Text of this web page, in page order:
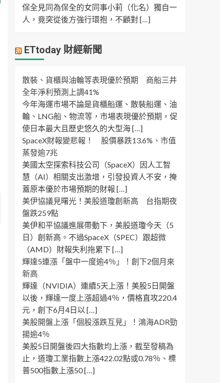
保全見同為保全的女同事小莉（化名）獨自一
人，竟突從後方強行環抱，不顧對 […]
ETtoday 財經新聞
散裝、貨櫃與油輪等表現優於預期 商船三井
全年淨利預測上調41%
今年海運市場不論是貨櫃船運、散裝船運、油
輪、LNG船、物流等，市場表現優於預期，促
使日本最大且歷史悠久的大型海 […]
SpaceX財報變悲報！ 股價暴跌13.6%、市值
蒸發逾7兆
美國太空探索科技公司（SpaceX）因人工智
慧（AI）相關支出激增，引發投資人不安，掩
蓋原本優於市場預期的財報 […]
美伊協議見曙光！美股道瓊創新高 台指期夜
盤跌259點
美伊和平協議進展帶動下，美股道瓊今天（5
日）創新高。不過SpaceX（SPEC）跟超微
（AMD）財報失利拖累下 […]
輝達5連漲「盤中一度逾4％」！創下2個月來
新高
輝達（NVIDIA）連續5天上漲！美股5日開盤
以後，輝達一度上漲超過4％，價格直攻220.4
元，創下6月4日以 […]
美股開盤上漲「個股漲跌互見」！鴻海ADR勁
揚逾4％
美股5日開盤後四大指數均上漲，截至發稿為
止，道瓊工業指數上漲422.02點或0.78％、標
普500指數上漲50 […]